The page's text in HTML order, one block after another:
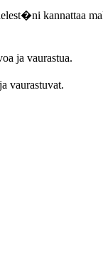
kannattaa
ja vaurastua.
vaurastuvat.